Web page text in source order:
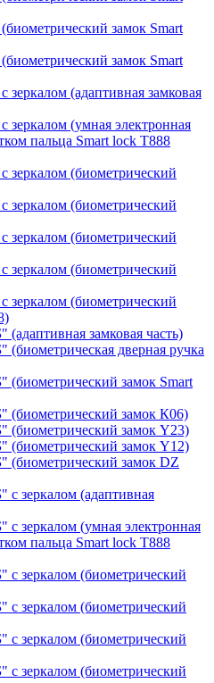
замок Smart
замок Smart
зеркалом (адаптивная замковая
зеркалом (умная электронная
пальца Smart lock T888
зеркалом (биометрический
зеркалом (биометрический
зеркалом (биометрический
зеркалом (биометрический
зеркалом (биометрический
(адаптивная замковая часть)
(биометрическая дверная ручка
(биометрический замок Smart
(биометрический замок К06)
(биометрический замок Y23)
(биометрический замок Y12)
(биометрический замок DZ
с зеркалом (адаптивная
с зеркалом (умная электронная
пальца Smart lock T888
с зеркалом (биометрический
с зеркалом (биометрический
с зеркалом (биометрический
с зеркалом (биометрический